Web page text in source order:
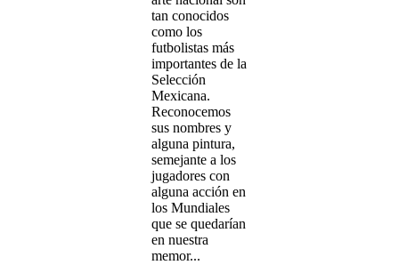
tan conocidos
como los
futbolistas más
importantes de la
Selección
Mexicana.
Reconocemos
sus nombres y
alguna pintura,
semejante a los
jugadores con
alguna acción en
los Mundiales
que se quedarían
en nuestra
memor...